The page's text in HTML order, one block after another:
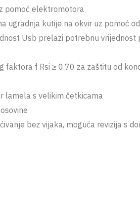
pomoć elektromotora
ugradnja kutije na okvir uz pomoć
Usb prelazi potrebnu
faktora f Rsi ≥ 0.70 za zaštitu od
lamela s velikim četkicama
bez vijaka, moguća revizija s